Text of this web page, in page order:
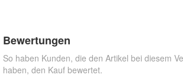
Bewertungen
So haben Kunden, die den Artikel bei diesem
haben, den Kauf bewertet.